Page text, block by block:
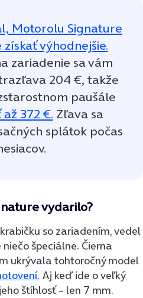
Motorolu Signature
výhodnejšie.
zariadenie sa vám
204 €, takže
paušále
372 €. Zľava sa
splátok počas
vydarilo?
so zariadením, vedel
špeciálne. Čierna
ukrývala tohtoročný model
Aj keď ide o veľký
štíhlosť – len 7 mm.